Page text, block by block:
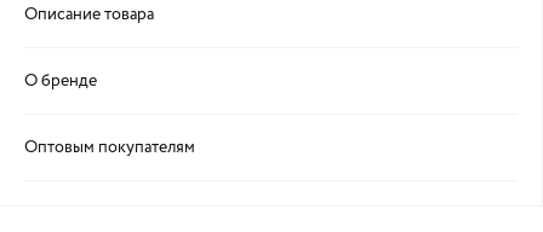
Описание товара
О бренде
Оптовым покупателям